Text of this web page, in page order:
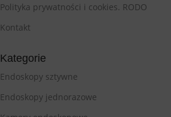
Polityka prywatności i cookies. RODO
Kontakt
Kategorie
Endoskopy sztywne
Endoskopy jednorazowe